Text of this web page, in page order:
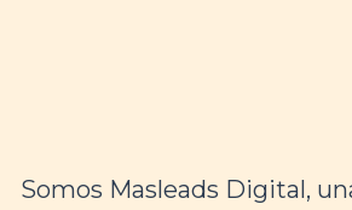
Somos Masleads Digital,